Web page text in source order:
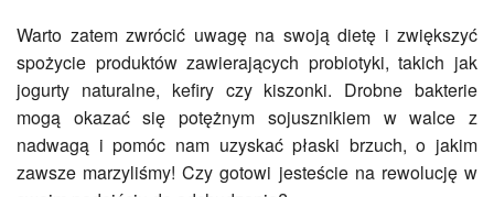
Warto zatem zwrócić uwagę na swoją dietę i zwiększyć
spożycie produktów zawierających probiotyki, takich jak
jogurty naturalne, kefiry czy kiszonki. Drobne bakterie
mogą okazać się potężnym sojusznikiem w walce z
nadwagą i pomóc nam uzyskać płaski brzuch, o jakim
zawsze marzyliśmy! Czy gotowi jesteście na rewolucję w